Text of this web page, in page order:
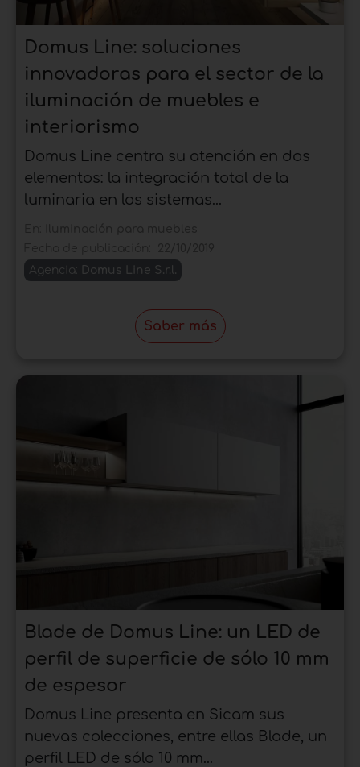
Domus Line: soluciones
innovadoras para el sector de la
iluminación de muebles e
interiorismo
Domus Line centra su atención en dos
elementos: la integración total de la
luminaria en los sistemas...
Agencia: Domus Line S.r.l.
Saber más
Blade de Domus Line: un LED de
perfil de superficie de sólo 10 mm
de espesor
Domus Line presenta en Sicam sus
nuevas colecciones, entre ellas Blade, un
perfil LED de sólo 10 mm...